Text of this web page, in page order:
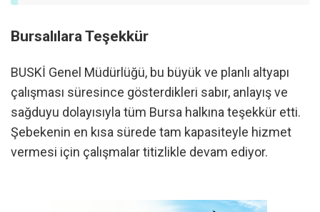
Bursalılara Teşekkür
BUSKİ Genel Müdürlüğü, bu büyük ve planlı altyapı
çalışması süresince gösterdikleri sabır, anlayış ve
sağduyu dolayısıyla tüm Bursa halkına teşekkür etti.
Şebekenin en kısa sürede tam kapasiteyle hizmet
vermesi için çalışmalar titizlikle devam ediyor.